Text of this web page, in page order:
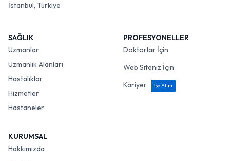
İstanbul, Türkiye
SAĞLIK
Uzmanlar
Uzmanlık Alanları
Hastalıklar
Hizmetler
Hastaneler
PROFESYONELLER
Doktorlar İçin
Web Siteniz İçin
Kariyer
İşe Alım
KURUMSAL
Hakkımızda